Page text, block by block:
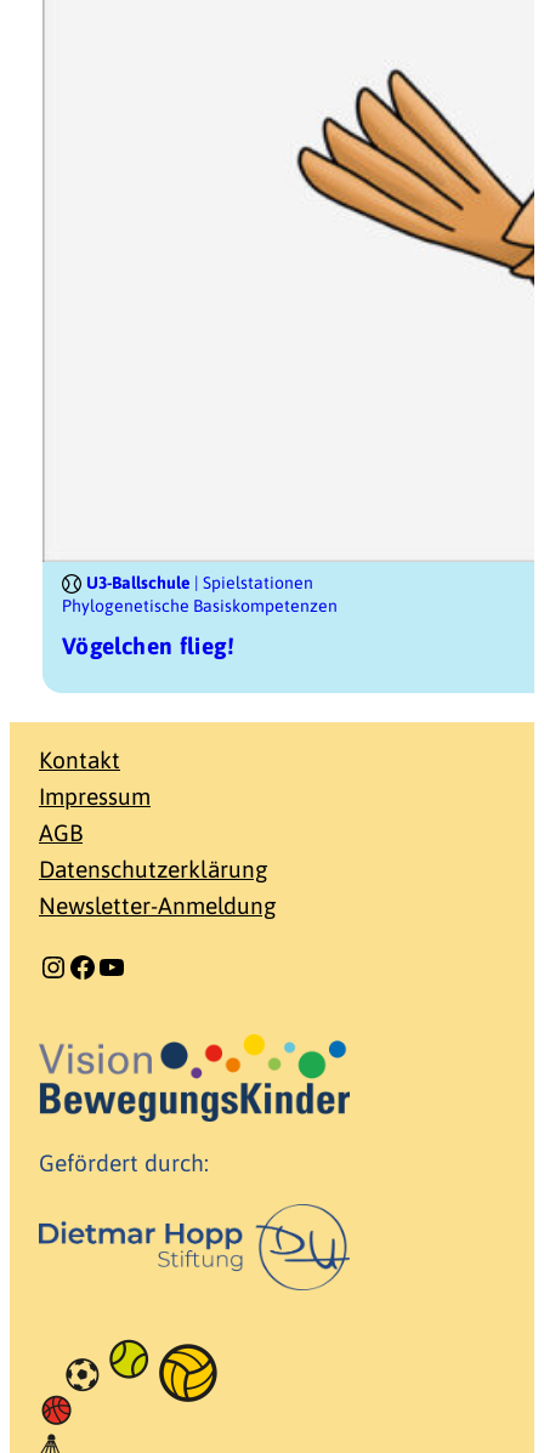
U3-Ballschule | Spielstationen
Phylogenetische Basiskompetenzen
Vögelchen flieg!
Kontakt
Impressum
AGB
Datenschutzerklärung
Newsletter-Anmeldung
Instagram Facebook YouTube
Gefördert durch: